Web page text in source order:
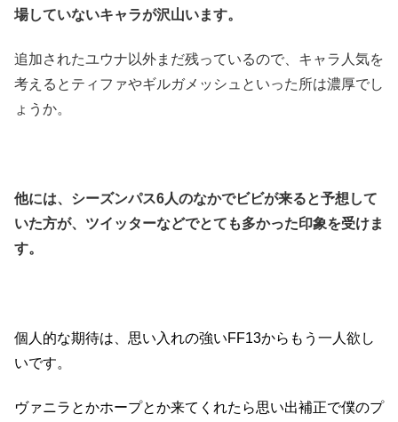
場していないキャラが沢山います。
追加されたユウナ以外まだ残っているので、キャラ人気を
考えるとティファやギルガメッシュといった所は濃厚でし
ょうか。
他には、シーズンパス6人のなかでビビが来ると予想して
いた方が、ツイッターなどでとても多かった印象を受けま
す。
個人的な期待は、思い入れの強いFF13からもう一人欲し
いです。
ヴァニラとかホープとか来てくれたら思い出補正で僕のプ